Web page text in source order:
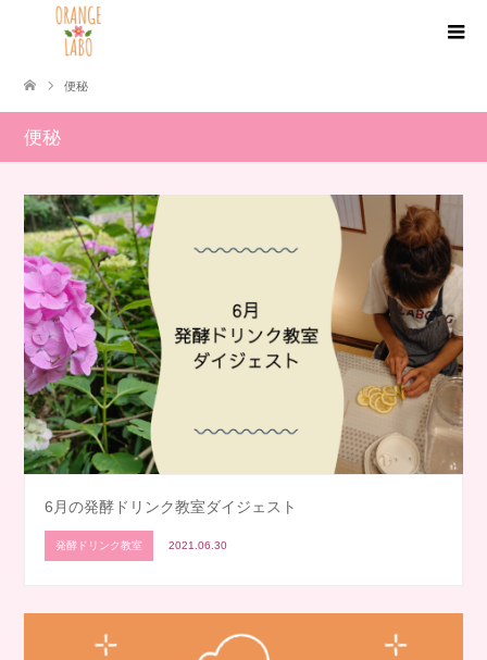
便秘
便秘
6月の発酵ドリンク教室ダイジェスト
発酵ドリンク教室 2021.06.30